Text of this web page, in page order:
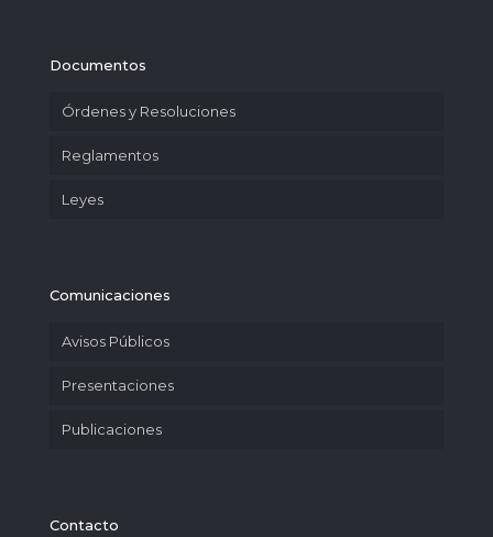
Documentos
Órdenes y Resoluciones
Reglamentos
Leyes
Comunicaciones
Avisos Públicos
Presentaciones
Publicaciones
Contacto